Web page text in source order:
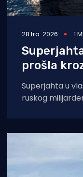
28 tra. 2026 1
prošla
Superjahta u
ruskog
piše kako se